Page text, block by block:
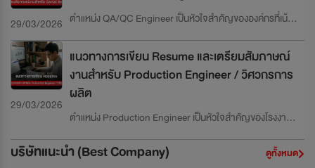
ครอบคลุมตั้งแต่การสร้าง Resume ให้โดดเด่นไปจนถึงการเต
ปรับปรุงประสิทธิภาพ กระบวนการผลิต และการจัดการ
ทรัพยากร ให้เกิดผลลัพธ์สูงสุด IE ไม่เพียงแค่ดูแลการผลิต
แต่ต้องวิเคราะห์ workflow, ลด waste, เพิ่ม productivity
และออกแบบระบบที่เหมาะสมกับทรัพยากรทั้งคนและเครื่องจักร
บทความนี้ถูกออกแบบเป็นคู่มือเจาะลึกสำหรับผู้สมัครทุกระดับ
ตั้งแต่ Junior ถึง Senior ครอบคลุมตั้งแต่การสร้าง Resume
ให้โดดเด่นไปจนถึงการเตรียมตัวสัมภาษณ์เชิงเทคนิคและ
29/03/2026
แนวทางการเขียน Resume และเตรียมสัมภาษณ์
งานสำหรับ QA/QC Engineer
ตำแหน่ง QA/QC Engineer เป็นหัวใจสำคัญขององค์กรที่เน้น
คุณภาพการผลิตและบริการ คุณจะเป็นผู้ควบคุมคุณภาพทั้ง
ในเชิงกระบวนการและผลิตภัณฑ์ เพื่อให้มั่นใจว่าสินค้าหรือ
บริการมีคุณภาพตามมาตรฐาน ISO, GMP, IATF หรือ
ต้องสามารถ วิเคราะห์ข้อมูล ปรับปรุงกระบวนการ และลด
29/03/2026
แนวทางการเขียน Resume และเตรียมสัมภาษณ์
งานสำหรับ Production Engineer / วิศวกรการ
ผลิต